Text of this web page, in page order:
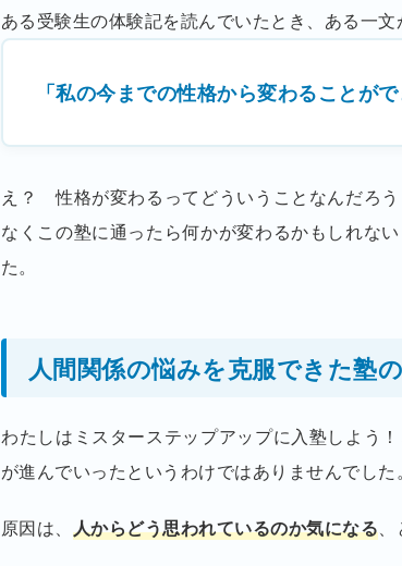
ある受験生の体験記を読んでいたとき、ある一文
「私の今までの性格から変わることがで
え？ 性格が変わるってどういうことなんだろ
なくこの塾に通ったら何かが変わるかもしれな
た。
人間関係の悩みを克服できた塾
わたしはミスターステップアップに入塾しよう
が進んでいったというわけではありませんでした。
原因は、 人からどう思われているのか気になる、